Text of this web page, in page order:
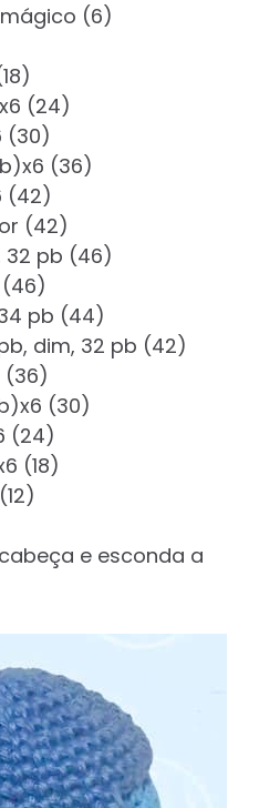
mágico (6)
(24)
(30)
(36)
(42)
(42)
32 pb (46)
pb (44)
dim, 32 pb (42)
(36)
(30)
(24)
(18)
e esconda a